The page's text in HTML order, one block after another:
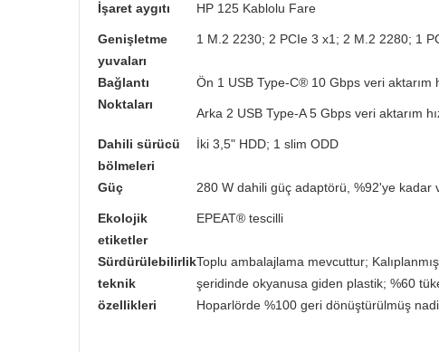
İşaret aygıtı HP 125 Kablolu Fare
Genişletme
yuvaları
1 M.2 2230; 2 PCIe 3 x1; 2 M.2 2280; 1
Bağlantı
Noktaları
Ön 1 USB Type-C® 10 Gbps veri aktarım
Arka 2 USB Type-A 5 Gbps veri aktarım
Dahili sürücü
bölmeleri
İki 3,5" HDD; 1 slim ODD
Güç 280 W dahili güç adaptörü, %92'ye kadar
Ekolojik
etiketler
EPEAT® tescilli
Sürdürülebilirlik
teknik
özellikleri
Toplu ambalajlama mevcuttur;
şeridinde okyanusa giden plastik; %60
Hoparlörde %100 geri dönüştürülmüş